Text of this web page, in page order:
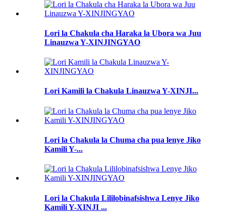
Lori la Chakula cha Haraka la Ubora wa Juu
Linauzwa Y-XINJINGYAO
Lori Kamili la Chakula Linauzwa Y-XINJI...
Lori la Chakula la Chuma cha pua lenye Jiko
Kamili Y-...
Lori la Chakula Lililobinafsishwa Lenye Jiko
Kamili Y-XINJI ...